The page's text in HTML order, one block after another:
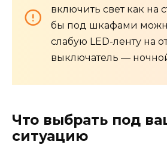
включить свет как на
бы под шкафами
слабую LED-ленту на
выключатель —
Что выбрать под
ситуацию